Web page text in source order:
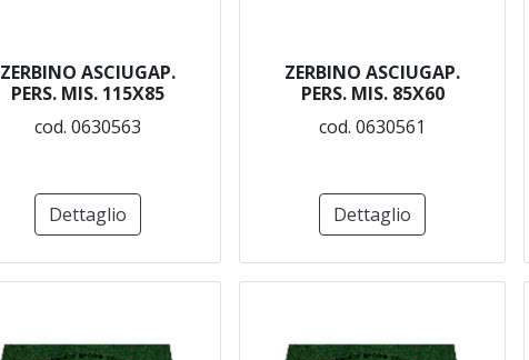
ZERBINO ASCIUGAP.
PERS. MIS. 115X85
cod. 0630563
Dettaglio
ZERBINO ASCIUGAP.
PERS. MIS. 85X60
cod. 0630561
Dettaglio